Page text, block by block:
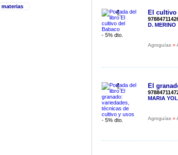
materias
- 5% dto.
El cultivo
D. MERINO
Agroguías»
- 5% dto.
El
MARIA
Agroguías»